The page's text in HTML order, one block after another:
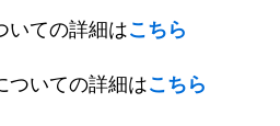
いての詳細はこちら
ついての詳細はこちら